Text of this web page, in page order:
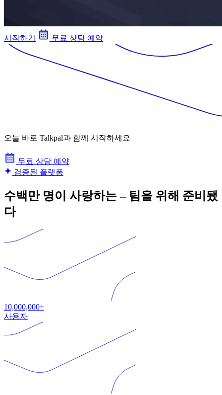
시작하기 무료 상담 예약
오늘 바로 Talkpal과 함께 시작하세요
무료 상담 예약
검증된 플랫폼
수백만 명이 사랑하는 – 팀을 위해 준비됐
다
10,000,000+
사용자